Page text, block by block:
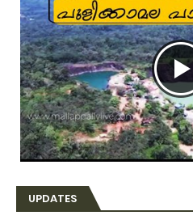
UPDATES